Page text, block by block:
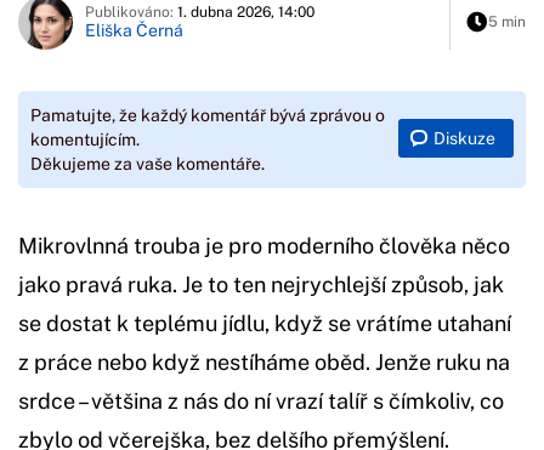
Publikováno: 1. dubna 2026, 14:00
Eliška Černá 5 min
Pamatujte, že každý komentář bývá zprávou o
komentujícím.
Děkujeme za vaše komentáře.
Diskuze
Mikrovlnná trouba je pro moderního člověka něco
jako pravá ruka. Je to ten nejrychlejší způsob, jak
se dostat k teplému jídlu, když se vrátíme utahaní
z práce nebo když nestíháme oběd. Jenže ruku na
srdce – většina z nás do ní vrazí talíř s čímkoliv, co
zbylo od včerejška, bez delšího přemýšlení.